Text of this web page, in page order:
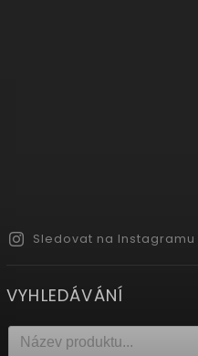
Sledovat na Instagramu
VYHLEDÁVÁNÍ